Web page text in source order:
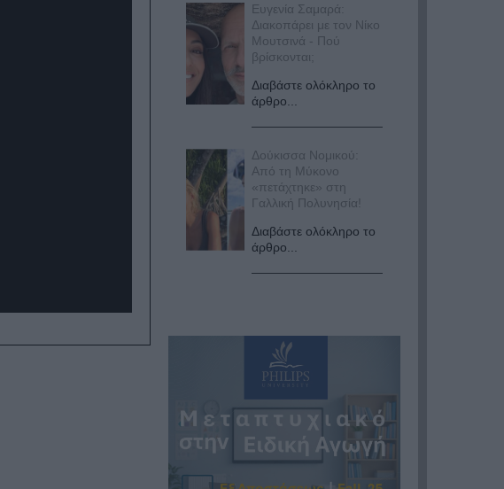
Ευγενία Σαμαρά:
Διακοπάρει με τον Νίκο
Μουτσινά - Πού
βρίσκονται;
Διαβάστε ολόκληρο το
άρθρο...
Δούκισσα Νομικού:
Από τη Μύκονο
«πετάχτηκε» στη
Γαλλική Πολυνησία!
Διαβάστε ολόκληρο το
άρθρο...